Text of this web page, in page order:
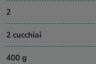
2
2 cucchiai
400 g